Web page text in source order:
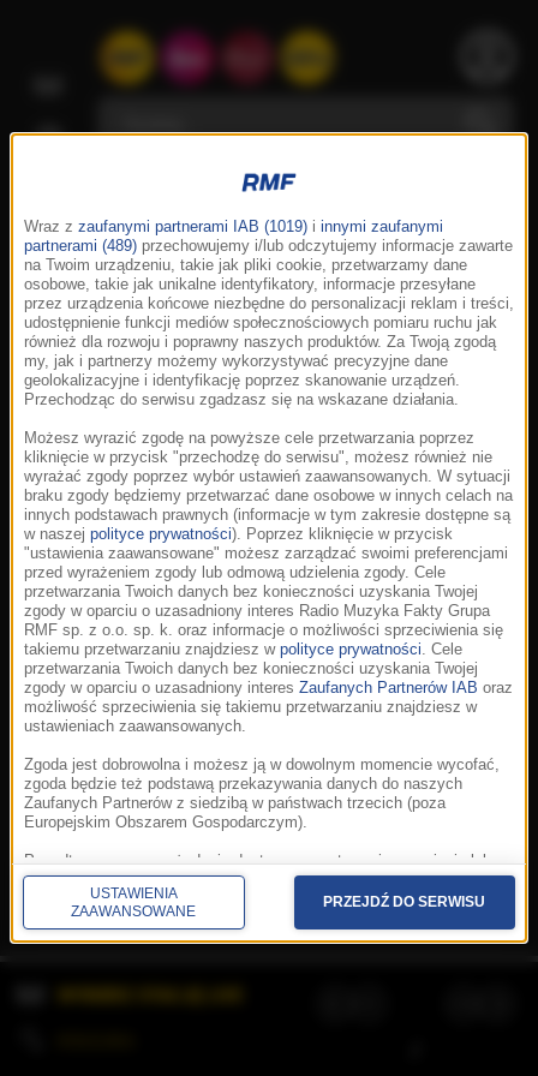
Korzystanie z portalu oznacza akceptację
Prywatność.Aplikacje.© 2026 Radio Muzyka
Fakty Grupa RMF sp. z o.o. sp. k.
Wraz z zaufanymi partnerami IAB (1019) i innymi zaufanymi
partnerami (489) przechowujemy i/lub odczytujemy informacje zawarte
na Twoim urządzeniu, takie jak pliki cookie, przetwarzamy dane
osobowe, takie jak unikalne identyfikatory, informacje przesyłane
przez urządzenia końcowe niezbędne do personalizacji reklam i treści,
udostępnienie funkcji mediów społecznościowych pomiaru ruchu jak
również dla rozwoju i poprawny naszych produktów. Za Twoją zgodą
my, jak i partnerzy możemy wykorzystywać precyzyjne dane
geolokalizacyjne i identyfikację poprzez skanowanie urządzeń.
Przechodząc do serwisu zgadzasz się na wskazane działania.
Możesz wyrazić zgodę na powyższe cele przetwarzania poprzez
kliknięcie w przycisk "przechodzę do serwisu", możesz również nie
wyrażać zgody poprzez wybór ustawień zaawansowanych. W sytuacji
braku zgody będziemy przetwarzać dane osobowe w innych celach na
innych podstawach prawnych (informacje w tym zakresie dostępne są
w naszej polityce prywatności). Poprzez kliknięcie w przycisk
"ustawienia zaawansowane" możesz zarządzać swoimi preferencjami
przed wyrażeniem zgody lub odmową udzielenia zgody. Cele
przetwarzania Twoich danych bez konieczności uzyskania Twojej
zgody w oparciu o uzasadniony interes Radio Muzyka Fakty Grupa
RMF sp. z o.o. sp. k. oraz informacje o możliwości sprzeciwienia się
takiemu przetwarzaniu znajdziesz w polityce prywatności. Cele
przetwarzania Twoich danych bez konieczności uzyskania Twojej
zgody w oparciu o uzasadniony interes Zaufanych Partnerów IAB oraz
możliwość sprzeciwienia się takiemu przetwarzaniu znajdziesz w
ustawieniach zaawansowanych.
Zgoda jest dobrowolna i możesz ją w dowolnym momencie wycofać,
zgoda będzie też podstawą przekazywania danych do naszych
Zaufanych Partnerów z siedzibą w państwach trzecich (poza
Europejskim Obszarem Gospodarczym).
Ponadto masz prawo żądania dostępu, sprostowania, usunięcia lub
ograniczenia przetwarzania danych, a także złożenia skargi do
Prezesa Urzędu Ochrony Danych Osobowych. W polityce prywatności
znajdziesz informacje jak wykonać swoje prawa. Szczegółowe
informacje na temat przetwarzania Twoich danych znajdują się w
USTAWIENIA
ZAAWANSOWANE
PRZEJDŹ DO SERWISU